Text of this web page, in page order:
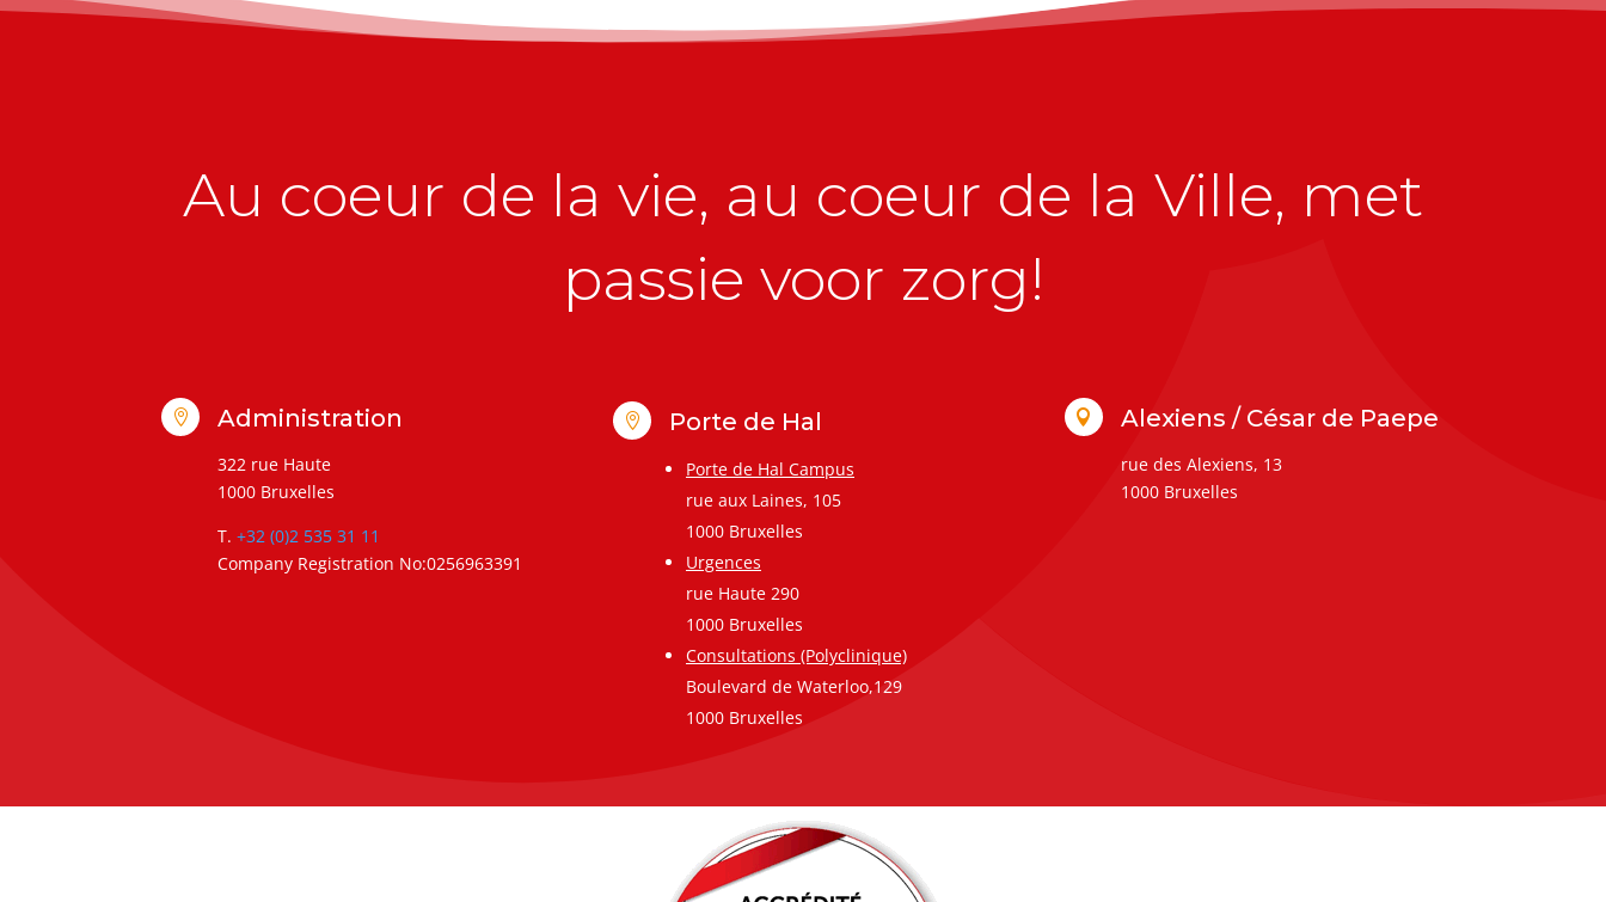
Au coeur de la vie, au coeur de la Ville, met
passie voor zorg!
 Administration
322 rue Haute
1000 Bruxelles
T. +32 (0)2 535 31 11
Company Registration No:0256963391
 Porte de Hal
Porte de Hal Campus
rue aux Laines, 105
1000 Bruxelles
Urgences
rue Haute 290
1000 Bruxelles
Consultations (Polyclinique)
Boulevard de Waterloo,129
1000 Bruxelles
 Alexiens / César de Paepe
rue des Alexiens, 13
1000 Bruxelles